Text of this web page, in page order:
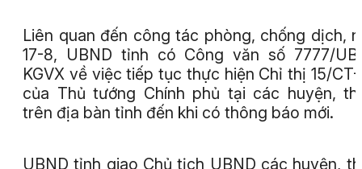
Liên quan đến công tác phòng, chống dịch,
17-8, UBND tỉnh có Công văn số 7777/
KGVX về việc tiếp tục thực hiện Chỉ thị 15/
của Thủ tướng Chính phủ tại các huyện,
trên địa bàn tỉnh đến khi có thông báo mới.
UBND tỉnh giao Chủ tịch UBND các huyện,